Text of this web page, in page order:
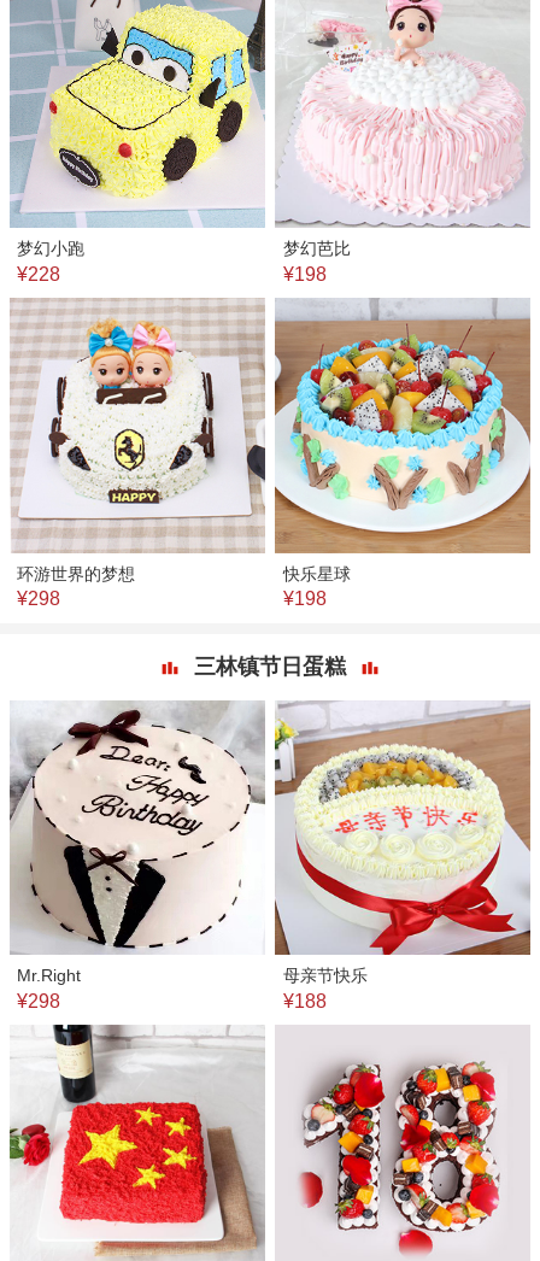
梦幻小跑
¥228
梦幻芭比
¥198
环游世界的梦想
¥298
快乐星球
¥198
三林镇节日蛋糕
Mr.Right
¥298
母亲节快乐
¥188